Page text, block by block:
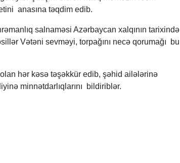
anasına təqdim edib.
salnaməsi Azərbaycan xalqının tarixində
Vətəni sevməyi, torpağını necə qorumağı bu
hər kəsə təşəkkür edib, şəhid ailələrinə
minnətdarlıqlarını bildiriblər.